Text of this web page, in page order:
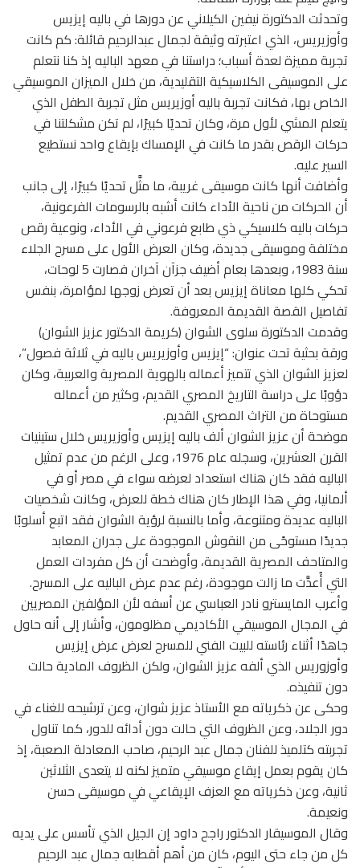
وتحدثت الدكتورة نيفين الكيلاني عن دورها في باليه إيزيس
وأوزيريس، الذي اعتبرته وثيقة لجمال عبدالرحيم قائلة: كم كانت
تجربة مميزة لعدة أسباب؛ دراستنا في معهد الباليه إذ كنا نتعلم
على الموسيقى الكلاسيكية التقليدية، من خلال الميزان الموسيقي
الخاص بها، فكانت تجربة باليه أوزيريس مثل تجربة الطفل الذي
يتعلم المشي لأول مرة، وكان تحديًا كبيرًا، لم تكن مشكلتنا في
حركات الرقص بقدر ما كانت في الإمساك بإيقاع واحد نستطيع
السير عليه.
وأضافت أنها كانت موسيقى غريبة، ما مثَّل تحديًا كبيرًا، إلى جانب
أن الحركات من ناحية الأداء كانت أشبه بالرسومات الفرعونية،
حركات باليه كلاسيكي ذي طابع فرعوني في الأداء، ونوعية رقص
مختلفة وموسيقى جديدة، وكان العرض الأول على مسرح الجلاء
سنة 1983، وبعدها بعام أضيف جزآن آخران فصارت 5 لوحات،
تحكي كلها معاناة إيزيس بعد أن تعرض زوجها لمؤامرة، بنفس
تفاصيل القصة القديمة المعروفة.
وقدمت الدكتورة سلوى الشوان (كريمة الدكتور عزيز الشوان)
ورقة بحثية تحت عنوان: “إيزيس وأوزيريس باليه في ثلاثة فصول”،
لعزيز الشوان الذي تتميز أعماله بالهوية المصرية والعربية، وكان
دؤوبًا على دراسة التاريخ المصري القديم، وكثير من أعماله
مستوحاة من التراث المصري القديم.
موضحة أن عزيز الشوان ألف باليه إيزيس وأوزيريس خلال ستينيات
القرن العشرين، وسجله عام 1976، وعلى الرغم من عدم تمثيل
الباليه فقد كان هناك استعداد لعرضه سواء في مصر أو في
ألمانيا، وفي هذا الإطار كان هناك خطة للعرض، وكانت شخصيات
الباليه عديدة ومتنوعة، وأما بالنسبة لرؤية الشوان فقد اتبع أسلوبًا
جديدًا مستوحًى من النقوش الموجودة على جدران المعابد
والمتاحف المصرية القديمة، وأوضحت أن كل مفردات العمل
التي أُعدَّت ما زالت موجودة، رغم عدم عرض الباليه على المسرح.
وأعرب المايسترو نادر العباسي عن أسفه لأن المؤلفين المصريين
في المجال الموسيقي الأكاديمي مظلومون، وأشار إلى أنه حاول
جاهدًا أثناء رئاسته للبيت الفني للمسرح لعرض عرض إيزيس
وأوزوريس الذي ألفه عزيز الشوان، ولكن الظروف المادية حالت
دون تنفيذه.
وحكى عن ذكرياته مع الأستاذ عزيز شوان، وعن ترشيحه للغناء في
دور الجلاد، وعن الظروف التي حالت دون أدائه للدور، كما تناول
تجربته كتلميذ للفنان جمال عبد الرحيم، صاحب المعادلة الصعبة، إذ
كان يقوم بعمل إيقاع موسيقي متميز لكنه لا يتعدى الثلاثين
ثانية، وعن ذكرياته مع العزف الإيقاعي في موسيقى حسن
ونعيمة.
وقال الموسيقار الدكتور راجح داود إن الجيل الذي تأسس على يديه
كل من جاء حتى اليوم، كان من أهم أقطابه جمال عبد الرحيم